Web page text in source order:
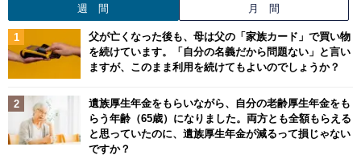
週 間 月 間
父が亡くなった後も、母は父の「家族カード」で買い物
を続けています。「自分の名義だから問題ない」と言い
ますが、このまま利用を続けてもよいのでしょうか？
遺族厚生年金をもらいながら、自分の老齢厚生年金をも
らう年齢（65歳）になりました。両方とも全額もらえる
と思っていたのに、遺族厚生年金が減るって損じゃない
ですか？